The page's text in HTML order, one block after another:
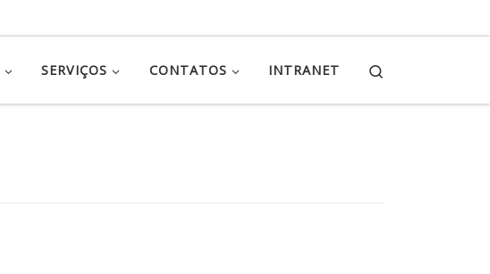
SERVIÇOS CONTATOS INTRANET